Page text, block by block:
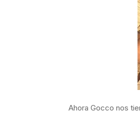
Ahora Gocco nos